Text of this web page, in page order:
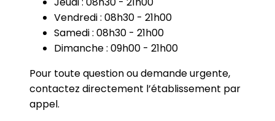
Vendredi : 08h30 - 21h00
Samedi : 08h30 - 21h00
Dimanche : 09h00 - 21h00
Pour toute question ou demande urgente,
contactez directement l’établissement par
appel.